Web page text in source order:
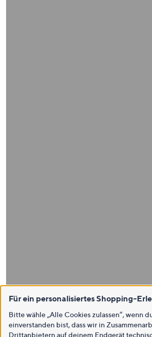
Für ein personalisiertes Shopping-
Bitte wähle „Alle Cookies zulassen“, wenn
einverstanden bist, dass wir in
Drittanbietern auf deinem Endgerät